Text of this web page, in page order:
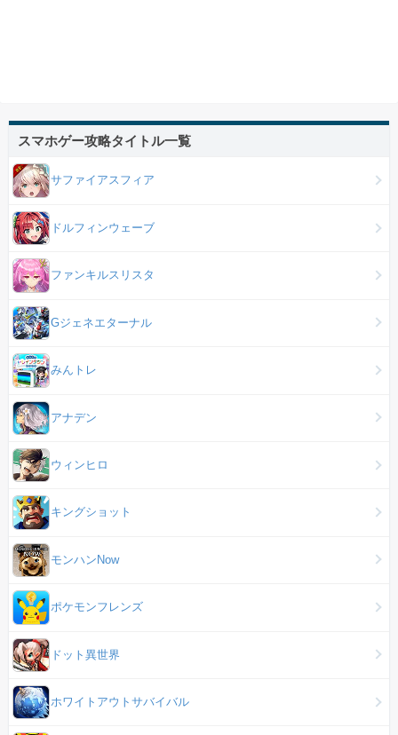
スマホゲー攻略タイトル一覧
サファイアスフィア
ドルフィンウェーブ
ファンキルスリスタ
Gジェネエターナル
みんトレ
アナデン
ウィンヒロ
キングショット
モンハンNow
ポケモンフレンズ
ドット異世界
ホワイトアウトサバイバル